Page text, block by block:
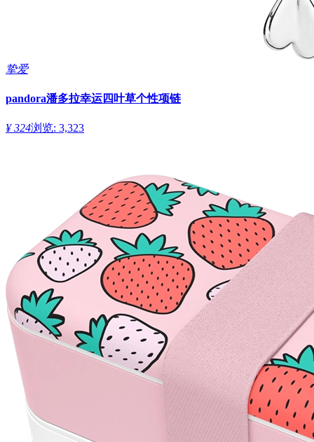
挚爱
pandora潘多拉幸运四叶草个性项链
¥ 324浏览: 3,323